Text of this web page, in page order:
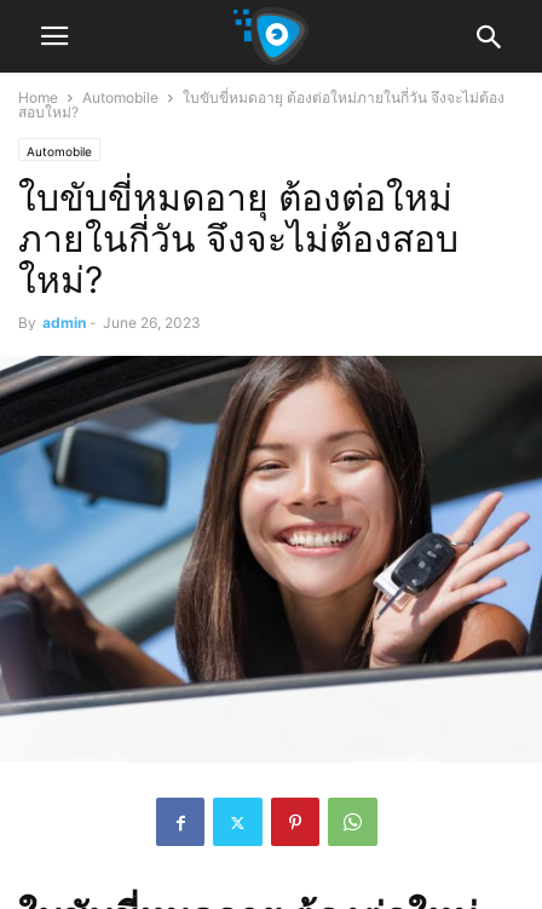
Home Automobile
ใบขับขี่หมดอายุ ต้องต่อใหม่ภายในกี่วัน จึงจะไม่ต้อง
สอบใหม่?
Automobile
ใบขับขี่หมดอายุ ต้องต่อใหม่
ภายในกี่วัน จึงจะไม่ต้องสอบ
ใหม่?
By admin - June 26, 2023